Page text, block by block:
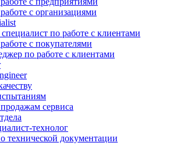
с организациями
по работе с клиентами
с покупателями
по работе с клиентами
сервиса
технолог
технической документации